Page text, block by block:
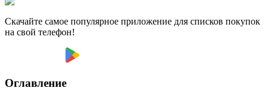
Скачайте самое популярное приложение для списков покупок
на свой телефон!
Оглавление